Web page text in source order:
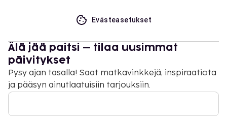
Evästeasetukset
Älä jää paitsi – tilaa uusimmat
päivitykset
Pysy ajan tasalla! Saat matkavinkkejä, inspiraatiota
ja pääsyn ainutlaatuisiin tarjouksiin.